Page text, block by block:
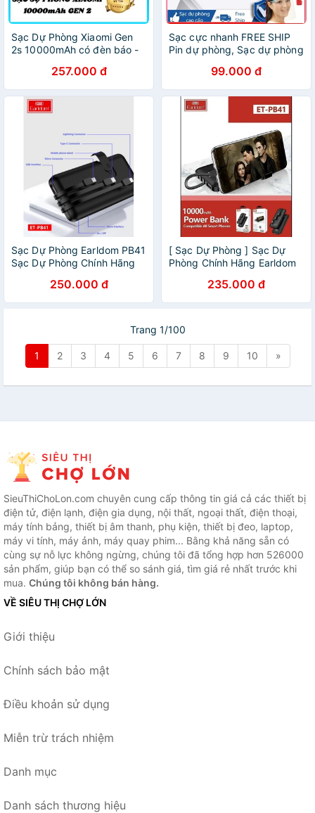
Sạc Dự Phòng Xiaomi Gen
2s 10000mAh có đèn báo -
phòng sạc siêu nhanh được
ưa chuộng
257.000 đ
Sạc cực nhanh FREE SHIP
Pin dự phòng, Sạc dự phòng
dung lượng khủng tặng cáp
sạc nhanh
99.000 đ
Sạc Dự Phòng Earldom PB41
Sạc Dự Phòng Chính Hãng
10000mAh Sạc Dư Phòng
Nhiều Thiết Bị
250.000 đ
[ Sạc Dự Phòng ] Sạc Dự
Phòng Chính Hãng Earldom
10000mAh Sạc Dư Phòng
Nhiều Thiết Bị
235.000 đ
Trang 1/100
1 2 3 4 5 6 7 8 9 10 »
SieuThiChoLon.com chuyên cung cấp thông tin giá cả các thiết bị
điện tử, điện lạnh, điện gia dụng, nội thất, ngoại thất, điện thoại,
máy tính bảng, thiết bị âm thanh, phụ kiện, thiết bị đeo, laptop,
máy vi tính, máy ảnh, máy quay phim... Bằng khả năng sẵn có
cùng sự nỗ lực không ngừng, chúng tôi đã tổng hợp hơn 526000
sản phẩm, giúp bạn có thể so sánh giá, tìm giá rẻ nhất trước khi
mua. Chúng tôi không bán hàng.
VỀ SIÊU THỊ CHỢ LỚN
Giới thiệu
Chính sách bảo mật
Điều khoản sử dụng
Miễn trừ trách nhiệm
Danh mục
Danh sách thương hiệu